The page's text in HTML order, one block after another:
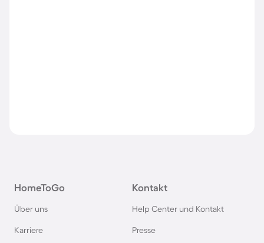
HomeToGo
Über uns
Karriere
Kontakt
Help Center und Kontakt
Presse